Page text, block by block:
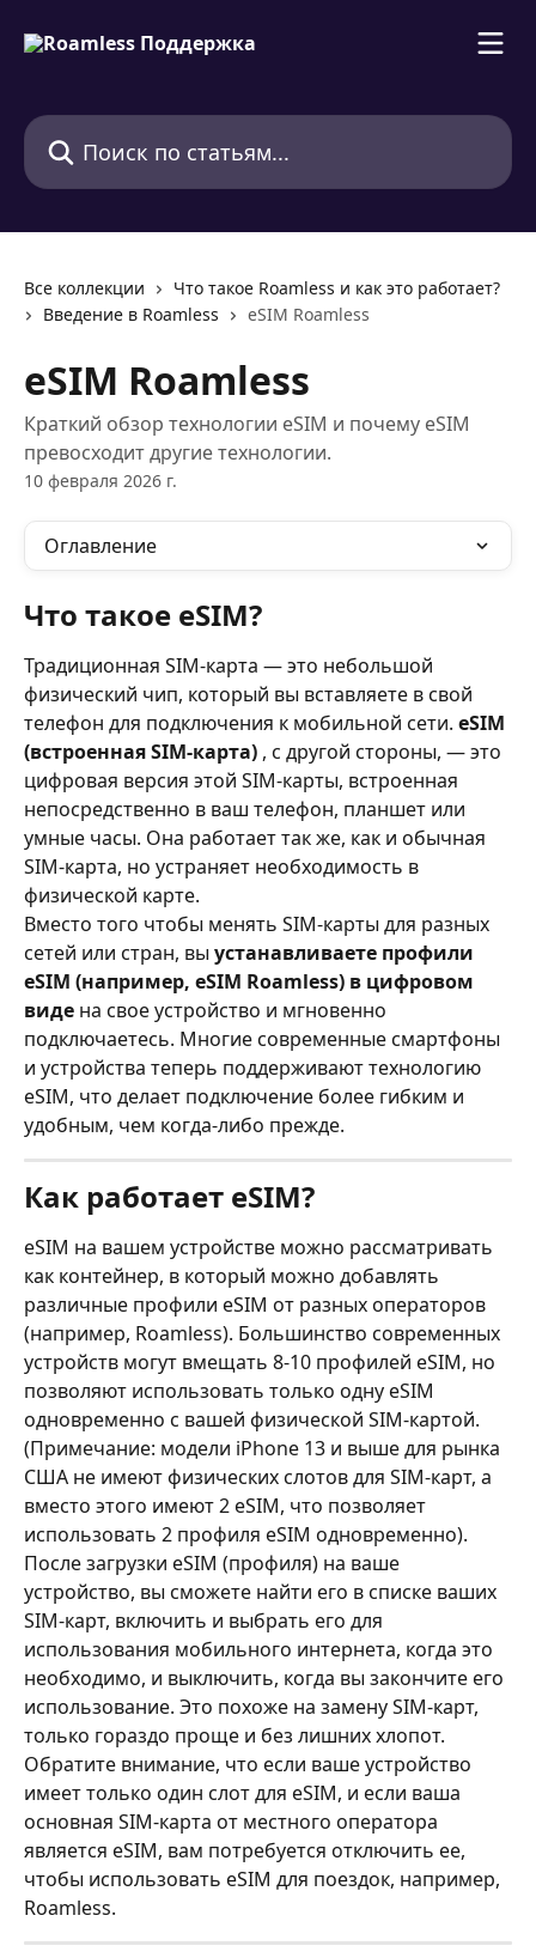
Поиск по статьям...
Все коллекции
Что такое Roamless и как это работает?
Введение в Roamless
eSIM Roamless
eSIM Roamless
Краткий обзор технологии eSIM и почему eSIM
превосходит другие технологии.
10 февраля 2026 г.
Оглавление
Что такое eSIM?
Традиционная SIM-карта — это небольшой
физический чип, который вы вставляете в свой
телефон для подключения к мобильной сети. eSIM
(встроенная SIM-карта) , с другой стороны, — это
цифровая версия этой SIM-карты, встроенная
непосредственно в ваш телефон, планшет или
умные часы. Она работает так же, как и обычная
SIM-карта, но устраняет необходимость в
физической карте.
Вместо того чтобы менять SIM-карты для разных
сетей или стран, вы устанавливаете профили
eSIM (например, eSIM Roamless) в цифровом
виде на свое устройство и мгновенно
подключаетесь. Многие современные смартфоны
и устройства теперь поддерживают технологию
eSIM, что делает подключение более гибким и
удобным, чем когда-либо прежде.
Как работает eSIM?
eSIM на вашем устройстве можно рассматривать
как контейнер, в который можно добавлять
различные профили eSIM от разных операторов
(например, Roamless). Большинство современных
устройств могут вмещать 8-10 профилей eSIM, но
позволяют использовать только одну eSIM
одновременно с вашей физической SIM-картой.
(Примечание: модели iPhone 13 и выше для рынка
США не имеют физических слотов для SIM-карт, а
вместо этого имеют 2 eSIM, что позволяет
использовать 2 профиля eSIM одновременно).
После загрузки eSIM (профиля) на ваше
устройство, вы сможете найти его в списке ваших
SIM-карт, включить и выбрать его для
использования мобильного интернета, когда это
необходимо, и выключить, когда вы закончите его
использование. Это похоже на замену SIM-карт,
только гораздо проще и без лишних хлопот.
Обратите внимание, что если ваше устройство
имеет только один слот для eSIM, и если ваша
основная SIM-карта от местного оператора
является eSIM, вам потребуется отключить ее,
чтобы использовать eSIM для поездок, например,
Roamless.